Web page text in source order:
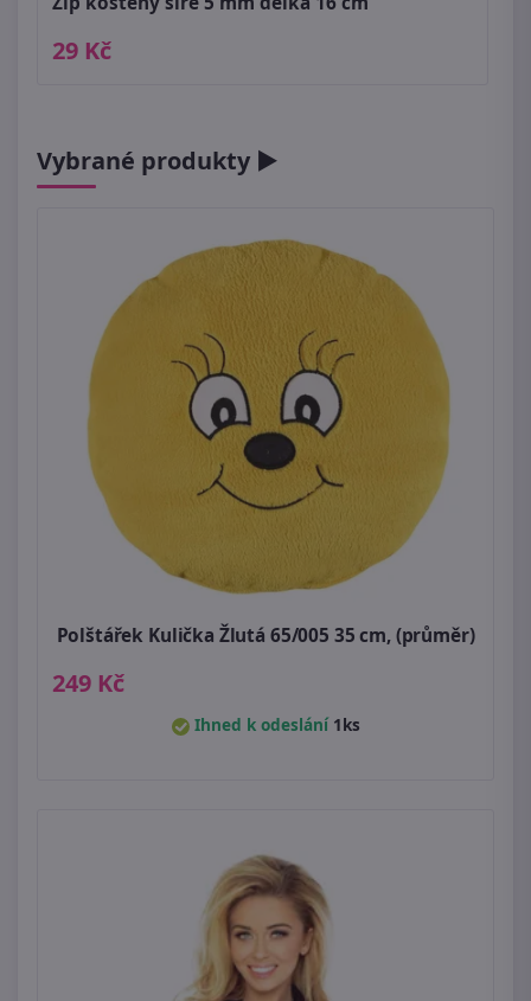
29 Kč
Vybrané produkty ►
Polštářek Kulička Žlutá 65/005 35 cm, (průměr)
249 Kč
Ihned k odeslání 1ks